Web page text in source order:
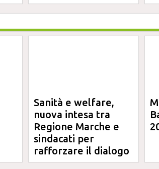
Sanità e welfare,
nuova intesa tra
Regione Marche e
sindacati per
rafforzare il dialogo